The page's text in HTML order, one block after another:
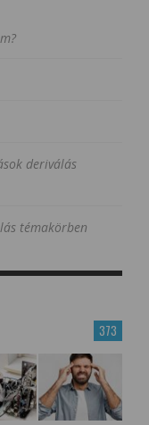
deriválás
témakörben
373